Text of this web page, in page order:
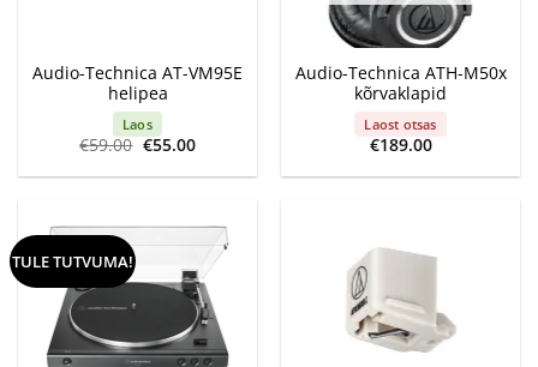
Audio-Technica AT-VM95E
helipea
Laos
€59.00 Algne
oli:
€55.00Current
is:
Audio-Technica ATH-M50x
kõrvaklapid
Laost otsas
€189.00
TULE TUTVUMA!